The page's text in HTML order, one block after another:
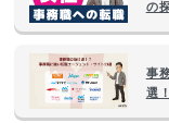
の
事
選